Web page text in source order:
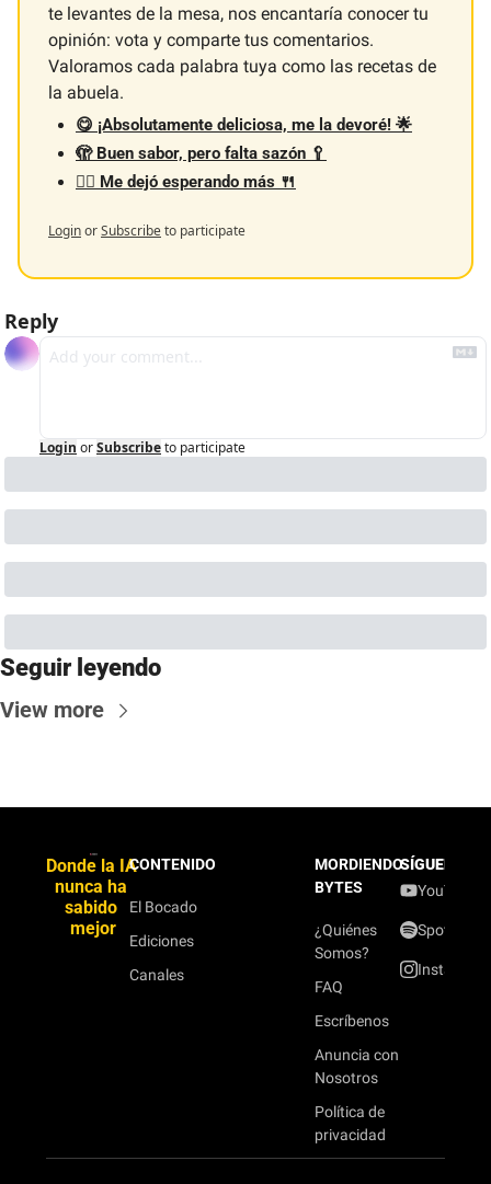
te levantes de la mesa, nos encantaría conocer tu
opinión: vota y comparte tus comentarios.
Valoramos cada palabra tuya como las recetas de
la abuela.
😋 ¡Absolutamente deliciosa, me la devoré! 🌟
🫣 Buen sabor, pero falta sazón 🥄
😵‍💫 Me dejó esperando más 🍴
LoginorSubscribeto participate
Reply
Login orSubscribeto participate
Seguir leyendo
View more
Donde la IA
nunca ha
sabido
mejor
CONTENIDO
El Bocado
Ediciones
Canales
MORDIENDO
BYTES
¿Quiénes
Somos?
FAQ
Escríbenos
Anuncia con
Nosotros
Política de
privacidad
SÍGUENOS
YouTube
Spotify
Instagram